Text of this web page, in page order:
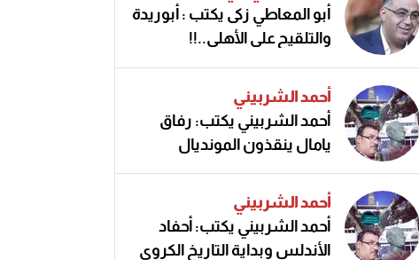
أبو المعاطي زكى يكتب : أبوريدة
والتلقيح على الأهلى..!!
أحمد الشربيني
أحمد الشربيني يكتب: رفاق
يامال ينقذون المونديال
أحمد الشربيني
أحمد الشربيني يكتب: أحفاد
الأندلس وبداية التاريخ الكروي